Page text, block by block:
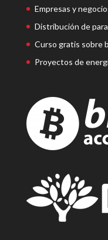
Empresas y
Distribución de
Curso gratis sobre
Proyectos de